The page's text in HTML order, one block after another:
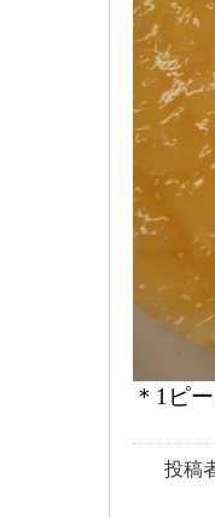
＊1ピ
投稿